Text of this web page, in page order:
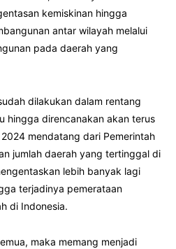
kemiskinan hingga
antar wilayah melalui
pada daerah yang
dilakukan dalam rentang
hingga direncanakan akan terus
mendatang dari Pemerintah
jumlah daerah yang tertinggal di
lebih banyak lagi
terjadinya pemerataan
di Indonesia.
maka memang menjadi